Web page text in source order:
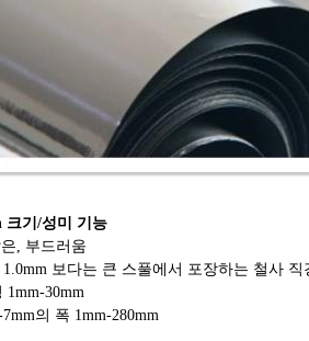
크기/성미 기능
, 부드러움
보다는 큰 스풀에서 포장하는 철사 직
1mm-30mm
의 폭 1mm-280mm